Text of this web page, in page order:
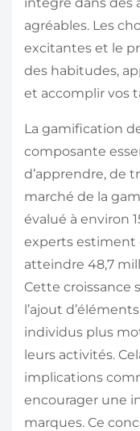
agréables. Les
excitantes et le
des habitudes,
et accomplir vos
La gamification
composante
d’apprendre, de
marché de la
évalué à environ
experts estiment
atteindre 48,7
Cette croissance
l’ajout
individus plus
leurs activités.
implications
encourager une
marques. Ce